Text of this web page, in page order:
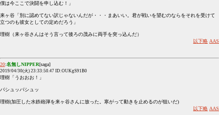
僕は今ここで決闘を申し込む！」
来ヶ谷「別に認めてない訳じゃないんだが・・・まあいい。君が戦いを望むのならをそれを受けて
立つのも彼女としての定めだろう」
理樹（来ヶ谷さんはそう言って後ろの茂みに両手を突っ込んだ）
以下略 AAS
20:名無しNIPPER[saga]
2019/04/30(火) 23:33:50.47 ID:OUKgS91B0
理樹「うおおお！」
パシュッパシュッ
理樹(加圧した水鉄砲弾を来ヶ谷さんに放った。寒がって動きを止めるのが狙いだ)
以下略 AAS